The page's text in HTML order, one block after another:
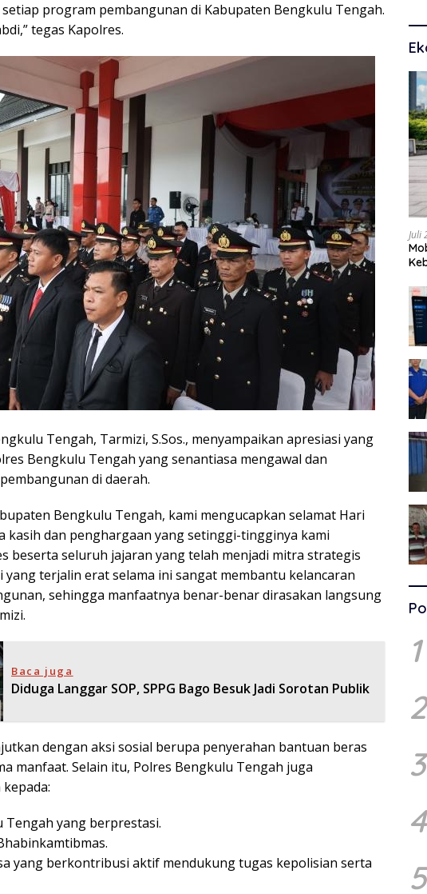
program pembangunan di Kabupaten Bengkulu Tengah.
tegas Kapolres.
Tengah, Tarmizi, S.Sos., menyampaikan apresiasi yang
Bengkulu Tengah yang senantiasa mengawal dan
di daerah.
Bengkulu Tengah, kami mengucapkan selamat Hari
kasih dan penghargaan yang setinggi-tingginya kami
beserta seluruh jajaran yang telah menjadi mitra strategis
yang terjalin erat selama ini sangat membantu kelancaran
sehingga manfaatnya benar-benar dirasakan langsung
Baca juga
Diduga Langgar SOP, SPPG Bago Besuk Jadi Sorotan Publik
dengan aksi sosial berupa penyerahan bantuan beras
manfaat. Selain itu, Polres Bengkulu Tengah juga
Tengah yang berprestasi.
yang berkontribusi aktif mendukung tugas kepolisian serta
Juli
1
2
3
4
5